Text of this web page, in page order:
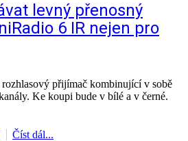
levný přenosný
6 IR nejen pro
přijímač kombinující v sobě
Ke koupi bude v bílé a v černé.
Číst dál...